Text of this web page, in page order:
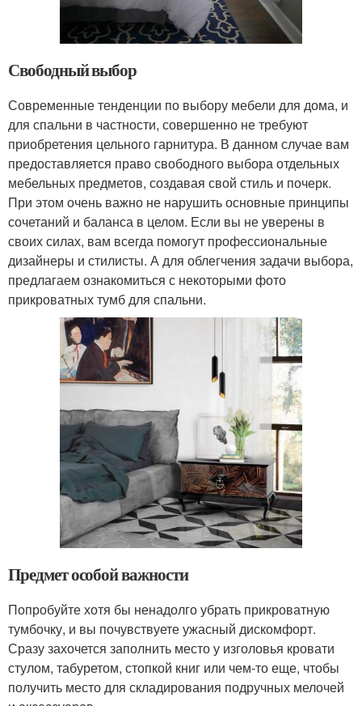
Свободный выбор
Современные тенденции по выбору мебели для дома, и
для спальни в частности, совершенно не требуют
приобретения цельного гарнитура. В данном случае вам
предоставляется право свободного выбора отдельных
мебельных предметов, создавая свой стиль и почерк.
При этом очень важно не нарушить основные принципы
сочетаний и баланса в целом. Если вы не уверены в
своих силах, вам всегда помогут профессиональные
дизайнеры и стилисты. А для облегчения задачи выбора,
предлагаем ознакомиться с некоторыми фото
прикроватных тумб для спальни.
Предмет особой важности
Попробуйте хотя бы ненадолго убрать прикроватную
тумбочку, и вы почувствуете ужасный дискомфорт.
Сразу захочется заполнить место у изголовья кровати
стулом, табуретом, стопкой книг или чем-то еще, чтобы
получить место для складирования подручных мелочей